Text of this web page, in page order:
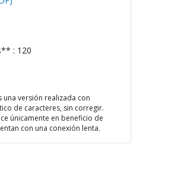
: 120
una versión realizada con
de caracteres, sin corregir.
únicamente en beneficio de
con una conexión lenta.